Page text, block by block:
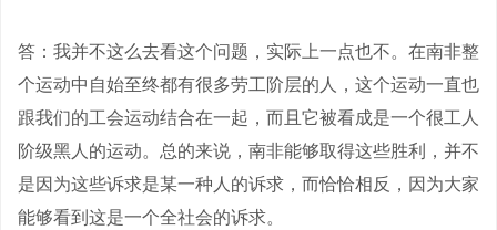
答：我并不这么去看这个问题，实际上一点也不。在南非整
个运动中自始至终都有很多劳工阶层的人，这个运动一直也
跟我们的工会运动结合在一起，而且它被看成是一个很工人
阶级黑人的运动。总的来说，南非能够取得这些胜利，并不
是因为这些诉求是某一种人的诉求，而恰恰相反，因为大家
能够看到这是一个全社会的诉求。